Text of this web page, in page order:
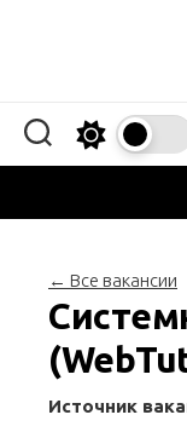
← Все вакансии
Источник